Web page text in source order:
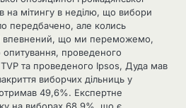
на мітингу в неділю, що вибори
передбачено, але колись
впевнений, що ми переможемо,
опитування, проведеного
та проведеного Ipsos, Дуда мав
виборчих дільниць у
49,6%. Експертне